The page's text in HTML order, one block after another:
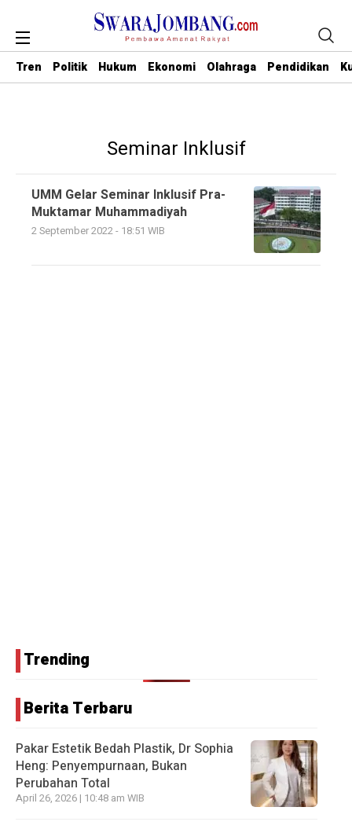
Tren Politik Hukum Ekonomi Olahraga Pendidikan
Seminar Inklusif
UMM Gelar Seminar Inklusif Pra-
Muktamar Muhammadiyah
2 September 2022 - 18:51 WIB
Trending
Berita Terbaru
Pakar Estetik Bedah Plastik, Dr Sophia
Heng: Penyempurnaan, Bukan
Perubahan Total
April 26, 2026 | 10:48 am WIB